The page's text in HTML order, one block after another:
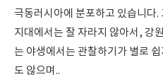
극동러시아에 분포하고 있습니다
지대에서는 잘 자라지 않아서, 강
는 야생에서는 관찰하기가 별로
도 않으며..